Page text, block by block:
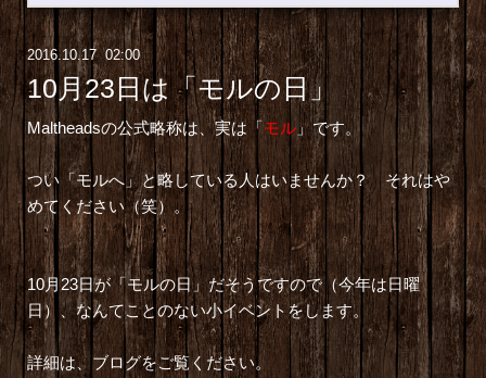
2016.10.17 02:00
10月23日は「モルの日」
Maltheadsの公式略称は、実は「モル」です。
つい「モルへ」と略している人はいませんか？ それはや
めてください（笑）。
10月23日が「モルの日」だそうですので（今年は日曜
日）、なんてことのない小イベントをします。
詳細は、ブログをご覧ください。